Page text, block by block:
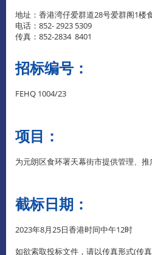
地址：香港湾仔爱群道28号爱群阁1楼
电话：852- 2923 5309
传真：852-2834 8401
招标编号：
FEHQ 1004/23
项目：
为元朗区食环署天幕街市提供管理、
截标日期：
2023年8月25日香港时间中午12时
如欲索取投标文件，请以传真形式(传